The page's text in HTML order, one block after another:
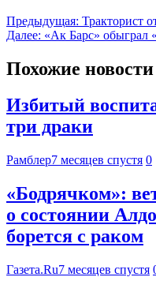
Предыдущая: Тракторист
Далее: «Ак Барс» обыграл
Похожие новости
Избитый
три драки
Рамблер7 месяцев спустя 0
«Бодрячком»:
о состоянии
борется с раком
Газета.Ru7 месяцев спустя